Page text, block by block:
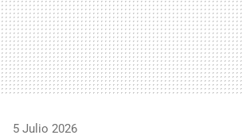
5 Julio 2026